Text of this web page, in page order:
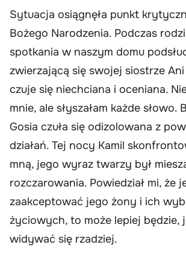
Sytuacja osiągnęła punkt
Bożego Narodzenia. Podczas
spotkania w naszym domu
zwierzającą się swojej siostrze
czuje się niechciana i oceniana.
mnie, ale słyszałam każde słowo.
Gosia czuła się odizolowana z
działań. Tej nocy Kamil
mną, jego wyraz twarzy był
rozczarowania. Powiedział mi, że
zaakceptować jego żony i ich
życiowych, to może lepiej będzie,
widywać się rzadziej.